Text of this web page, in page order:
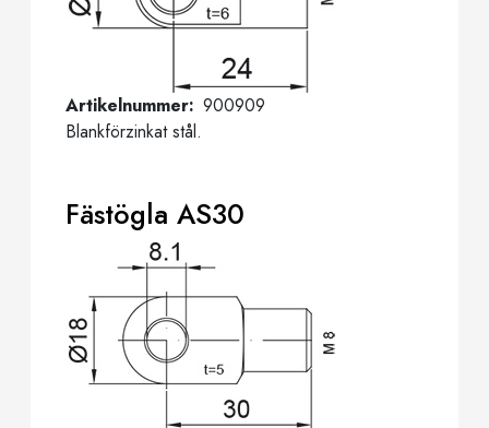
Artikelnummer 900909
Blankförzinkat stål.
Fästögla AS30